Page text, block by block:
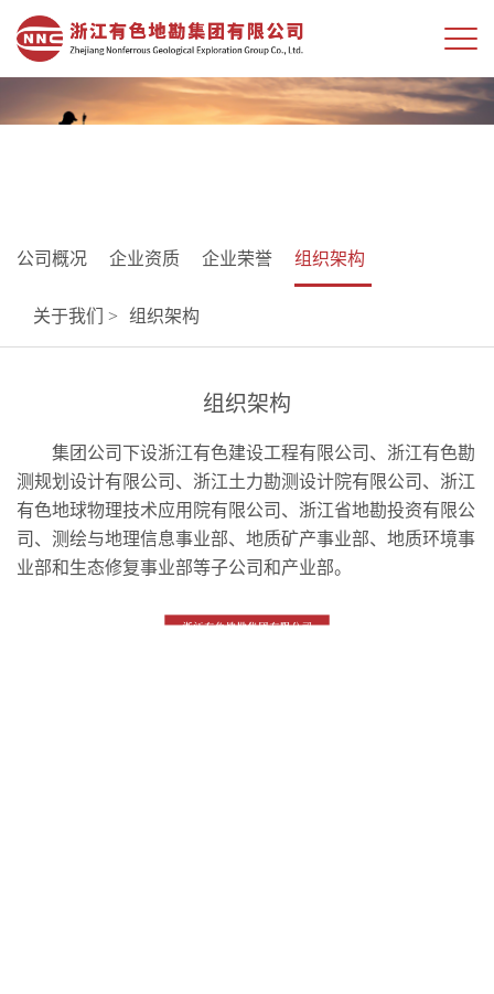
公司概况 企业资质 企业荣誉 组织架构
关于我们 > 组织架构
组织架构
集团公司下设浙江有色建设工程有限公司、浙江有色勘
测规划设计有限公司、浙江土力勘测设计院有限公司、浙江
有色地球物理技术应用院有限公司、浙江省地勘投资有限公
司、测绘与地理信息事业部、地质矿产事业部、地质环境事
业部和生态修复事业部等子公司和产业部。